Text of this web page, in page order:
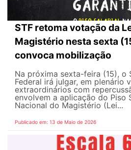
STF retoma votação da
Magistério nesta sexta
convoca mobilização
Na próxima sexta-feira (15), o
Federal irá julgar, em plenário
extraordinários com
envolvem a aplicação do Piso
Nacional do Magistério (Lei...
Publicado em: 13 de Maio de 2026